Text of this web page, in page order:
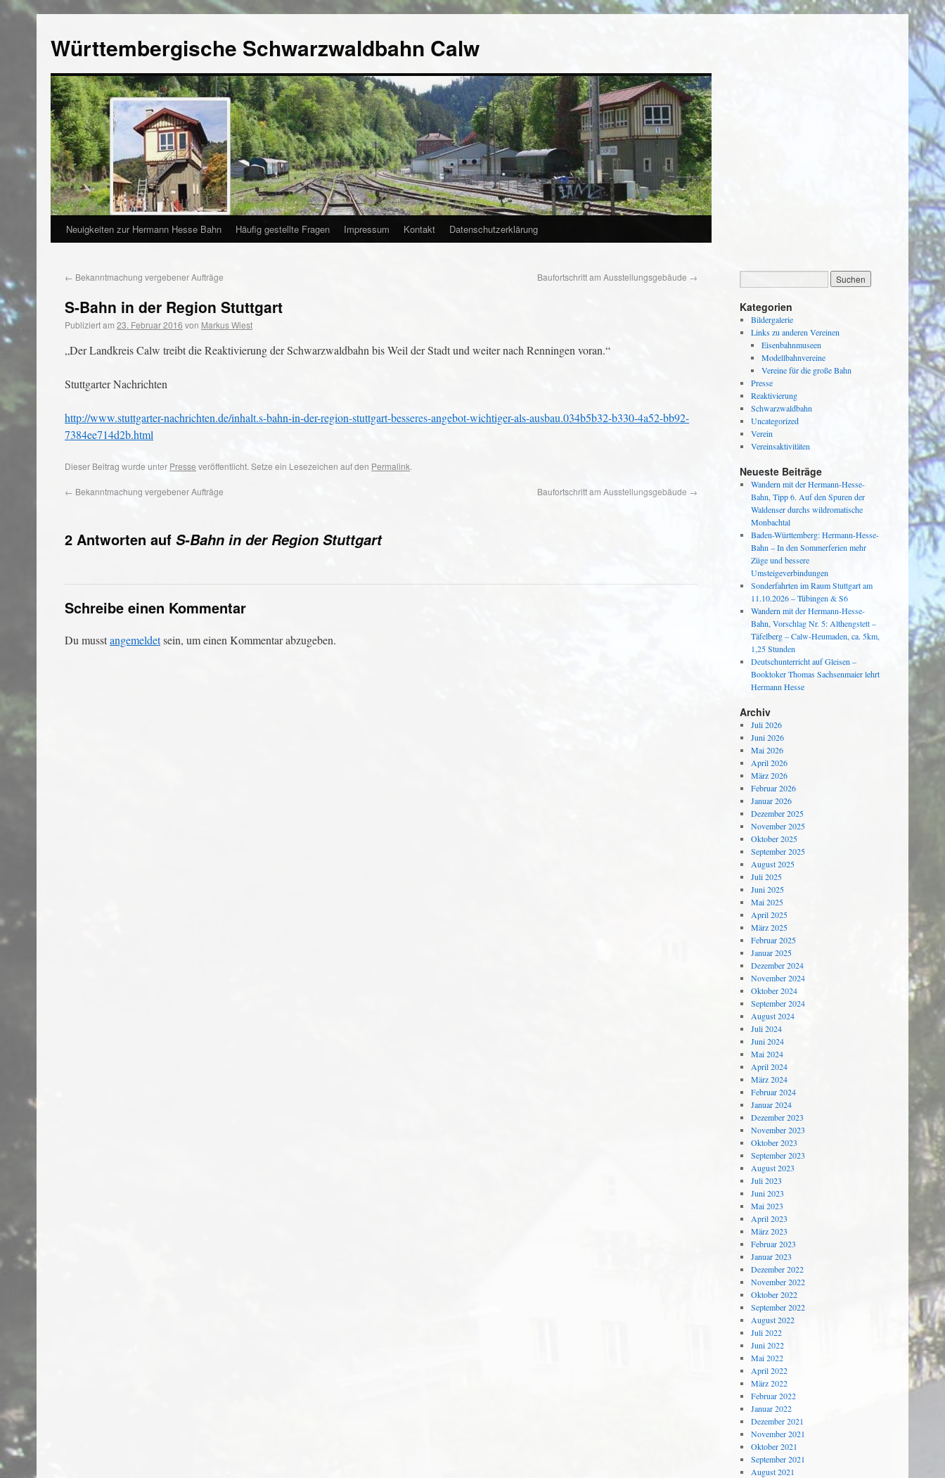
Württembergische Schwarzwaldbahn Calw
Neuigkeiten zur Hermann Hesse Bahn Häufig gestellte Fragen Impressum Kontakt Datenschutzerklärung
← Bekanntmachung vergebener Aufträge Baufortschritt am Ausstellungsgebäude →
S-Bahn in der Region Stuttgart
Publiziert am 23. Februar 2016 von Markus Wiest
„Der Landkreis Calw treibt die Reaktivierung der Schwarzwaldbahn bis Weil der Stadt und weiter nach Renningen voran.“
Stuttgarter Nachrichten
http://www.stuttgarter-nachrichten.de/inhalt.s-bahn-in-der-region-stuttgart-besseres-angebot-wichtiger-als-ausbau.034b5b32-b330-4a52-bb92-
7384ee714d2b.html
Dieser Beitrag wurde unter Presse veröffentlicht. Setze ein Lesezeichen auf den Permalink.
← Bekanntmachung vergebener Aufträge Baufortschritt am Ausstellungsgebäude →
2 Antworten auf S-Bahn in der Region Stuttgart
Schreibe einen Kommentar
Du musstangemeldetsein, um einen Kommentar abzugeben.
Kategorien
Bildergalerie
Links zu anderen Vereinen
Eisenbahnmuseen
Modellbahnvereine
Vereine für die große Bahn
Presse
Reaktivierung
Schwarzwaldbahn
Uncategorized
Verein
Vereinsaktivitäten
Neueste Beiträge
Wandern mit der Hermann-Hesse-
Bahn, Tipp 6. Auf den Spuren der
Waldenser durchs wildromatische
Monbachtal
Baden-Württemberg: Hermann-Hesse-
Bahn – In den Sommerferien mehr
Züge und bessere
Umsteigeverbindungen
Sonderfahrten im Raum Stuttgart am
11.10.2026 – Tübingen & S6
Wandern mit der Hermann-Hesse-
Bahn, Vorschlag Nr. 5: Althengstett –
Täfelberg – Calw-Heumaden, ca. 5km,
1,25 Stunden
Deutschunterricht auf Gleisen –
Booktoker Thomas Sachsenmaier lehrt
Hermann Hesse
Archiv
Juli 2026
Juni 2026
Mai 2026
April 2026
März 2026
Februar 2026
Januar 2026
Dezember 2025
November 2025
Oktober 2025
September 2025
August 2025
Juli 2025
Juni 2025
Mai 2025
April 2025
März 2025
Februar 2025
Januar 2025
Dezember 2024
November 2024
Oktober 2024
September 2024
August 2024
Juli 2024
Juni 2024
Mai 2024
April 2024
März 2024
Februar 2024
Januar 2024
Dezember 2023
November 2023
Oktober 2023
September 2023
August 2023
Juli 2023
Juni 2023
Mai 2023
April 2023
März 2023
Februar 2023
Januar 2023
Dezember 2022
November 2022
Oktober 2022
September 2022
August 2022
Juli 2022
Juni 2022
Mai 2022
April 2022
März 2022
Februar 2022
Januar 2022
Dezember 2021
November 2021
Oktober 2021
September 2021
August 2021